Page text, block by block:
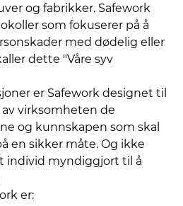
og fabrikker. Safework
som fokuserer på å
med dødelig eller
dette "Våre syv
er Safework designet til
av virksomheten de
og kunnskapen som skal
en sikker måte. Og ikke
individ myndiggjort til å
er: